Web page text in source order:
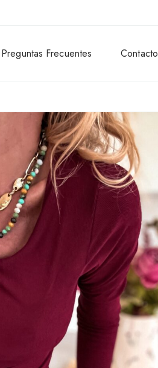
Preguntas Frecuentes Contacto